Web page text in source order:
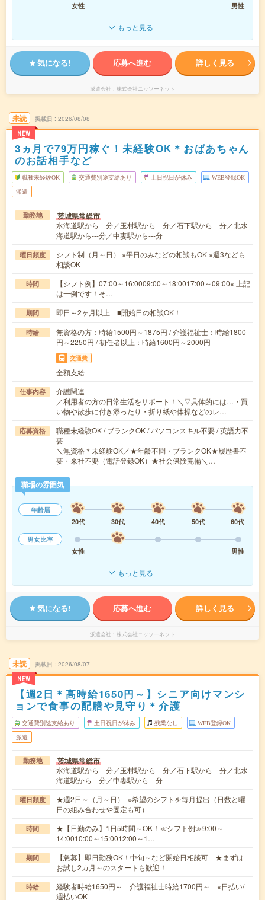
女性
男性
もっと見る
気になる! 応募へ進む 詳しく見る
派遣会社 株式会社ニッソーネット
未読
NEW
掲載日 2026/08/08
3ヵ月で79万円稼ぐ！未経験OK＊おばあちゃん
のお話相手など
職種未経験OK 交通費別途支給あり 土日祝日が休み WEB登録OK
派遣
勤務地 茨城県常総市
水海道駅から---分／玉村駅から---分／石下駅から---分／北水
海道駅から---分／中妻駅から---分
曜日頻度
シフト制（月～日） ※平日のみなどの相談もOK ※週3なども
相談OK
時間
【シフト例】07:00～16:0009:00～18:0017:00～09:00※ 上記
は一例です！そ…
期間 即日～2ヶ月以上 ■開始日の相談OK！
時給
無資格の方：時給1500円～1875円 / 介護福祉士：時給1800
円～2250円 / 初任者以上：時給1600円～2000円
交通費
全額支給
仕事内容
介護関連
／利用者の方の日常生活をサポート！＼▽具体的には…・買
い物や散歩に付き添ったり・折り紙や体操などのレ…
応募資格
職種未経験OK / ブランクOK / パソコンスキル不要 / 英語力不
要
＼無資格＊未経験OK／★年齢不問・ブランクOK★履歴書不
要・来社不要（電話登録OK）★社会保険完備＼…
職場の雰囲気
年齢層
20代
30代 40代 50代
60代
男女比率
女性
男性
もっと見る
気になる! 応募へ進む 詳しく見る
派遣会社 株式会社ニッソーネット
未読
NEW
掲載日 2026/08/07
【週2日＊高時給1650円～】シニア向けマンシ
ョンで食事の配膳や見守り＊介護
交通費別途支給あり 土日祝日が休み 残業なし WEB登録OK
派遣
勤務地 茨城県常総市
水海道駅から---分／玉村駅から---分／石下駅から---分／北水
海道駅から---分／中妻駅から---分
曜日頻度
★週2日～（月～日） ※希望のシフトを毎月提出（日数と曜
日の組み合わせや固定も可）
時間
★【日勤のみ】1日5時間～OK！≪シフト例≫9:00～
14:0010:00～15:0012:00～1…
期間
【急募】即日勤務OK！中旬～など開始日相談可 ★まずは
お試し2カ月～のスタートも歓迎！
時給
経験者時給1650円～ 介護福祉士時給1700円～ ※日払い/
週払いOK